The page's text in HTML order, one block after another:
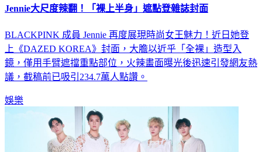
Jennie大尺度辣翻！「裸上半身」遮點登雜誌封面
BLACKPINK 成員 Jennie 再度展現時尚女王魅力！近日她登
上《DAZED KOREA》封面，大膽以近乎「全裸」造型入
鏡，僅用手臂遮擋重點部位，火辣畫面曝光後迅速引發網友熱
議，截稿前已吸引234.7萬人點讚。
娛樂